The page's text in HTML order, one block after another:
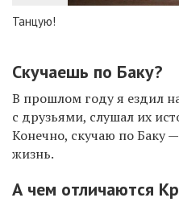
Танцую!
Скучаешь по Баку?
В прошлом году я ездил
с друзьями, слушал их
Конечно, скучаю по Баку
жизнь.
А чем отличаются